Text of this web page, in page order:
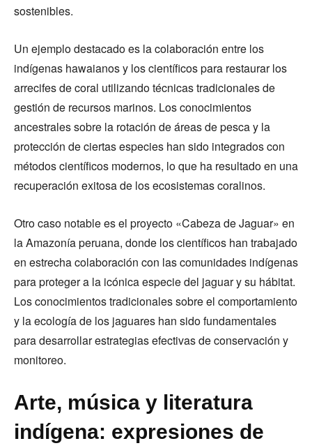
sostenibles.
Un ejemplo destacado es la colaboración entre los
indígenas hawaianos y los científicos para restaurar los
arrecifes de coral utilizando técnicas tradicionales de
gestión de recursos marinos. Los conocimientos
ancestrales sobre la rotación de áreas de pesca y la
protección de ciertas especies han sido integrados con
métodos científicos modernos, lo que ha resultado en una
recuperación exitosa de los ecosistemas coralinos.
Otro caso notable es el proyecto «Cabeza de Jaguar» en
la Amazonía peruana, donde los científicos han trabajado
en estrecha colaboración con las comunidades indígenas
para proteger a la icónica especie del jaguar y su hábitat.
Los conocimientos tradicionales sobre el comportamiento
y la ecología de los jaguares han sido fundamentales
para desarrollar estrategias efectivas de conservación y
monitoreo.
Arte, música y literatura
indígena: expresiones de